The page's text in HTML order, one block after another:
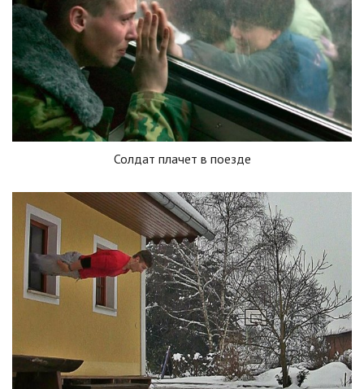
Солдат плачет в поезде